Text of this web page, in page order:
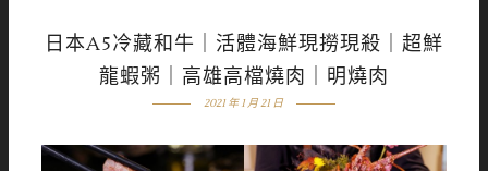
日本A5冷藏和牛｜活體海鮮現撈現殺｜超鮮
龍蝦粥｜高雄高檔燒肉｜明燒肉
2021 年 1 月 21 日